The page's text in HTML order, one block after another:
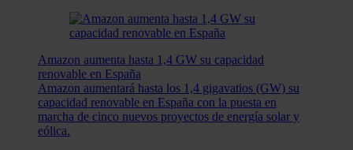
Amazon aumenta hasta 1,4 GW su capacidad
renovable en España
Amazon aumentará hasta los 1,4 gigavatios (GW) su
capacidad renovable en España con la puesta en
marcha de cinco nuevos proyectos de energía solar y
eólica.